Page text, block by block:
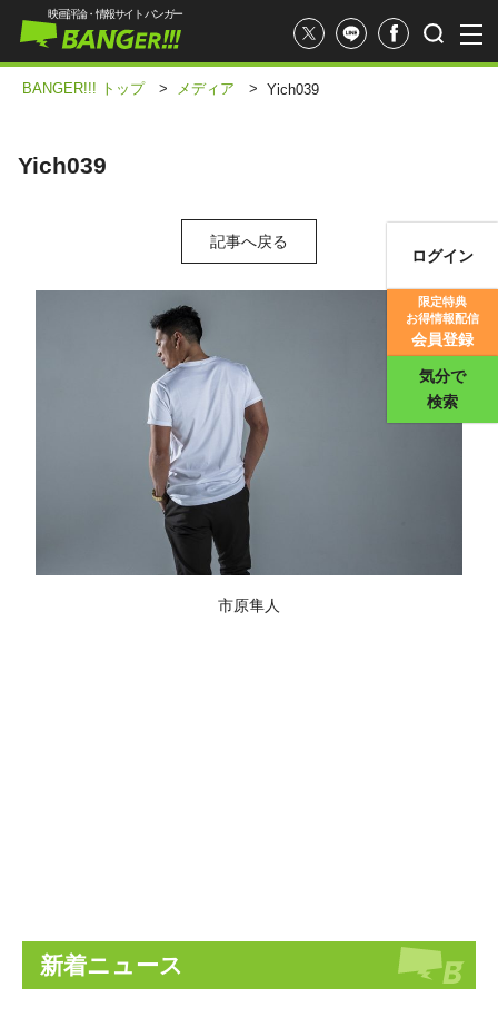
映画評論・情報サイト バンガー
ログイン
限定特典
お得情報配信
会員登録
気分で
検索
BANGER!!! トップ > メディア > Yich039
Yich039
記事へ戻る
市原隼人
新着ニュース